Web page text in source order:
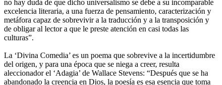
no hay duda de que dicho universalismo se debe a su incomparable
excelencia literaria, a una fuerza de pensamiento, caracterización y
metáfora capaz de sobrevivir a la traducción y a la transposición y
de obligar al lector a que le preste atención en casi todas las
culturas”.
La ‘Divina Comedia’ es un poema que sobrevive a la incertidumbre
del origen, y para una época que se niega a creer, resulta
aleccionador el ‘Adagia’ de Wallace Stevens: “Después que se ha
abandonado la creencia en Dios, la poesía es esa esencia que toma